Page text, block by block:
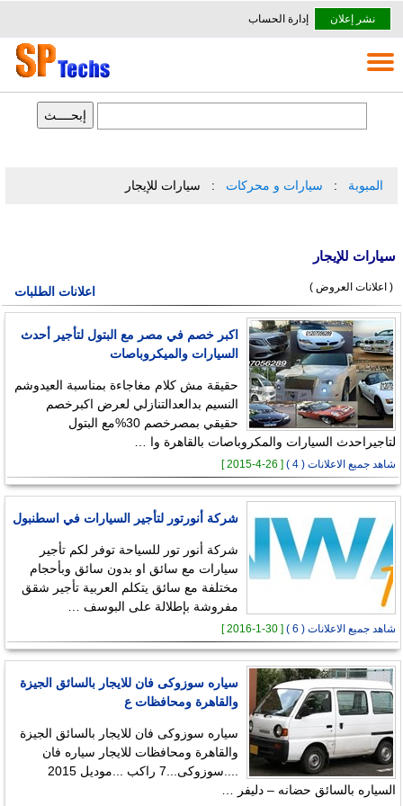
نشر إعلان إدارة الحساب
المبوبة سيارات و محركات سيارات للإيجار
سيارات للإيجار
( اعلانات العروض ) اعلانات الطلبات
اكبر خصم في مصر مع البتول لتأجير أحدث
السيارات والميكروباصات
حقيقة مش كلام مغاجاءة بمناسبة العيدوشم
النسيم بدالعدالتنازلي لعرض اكبرخصم
حقيقي بمصرخصم 30%مع البتول
لتاجيراحدث السيارات والمكروباصات بالقاهرة وا …
شاهد جميع الاعلانات ( 4 ) [ 26-4-2015 ]
شركة أنورتور لتأجير السيارات في اسطنبول
شركة أنور تور للسياحة توفر لكم تأجير
سيارات مع سائق او بدون سائق وبأحجام
مختلفة مع سائق يتكلم العربية تأجير شقق
مفروشة بإطلالة على البوسف …
شاهد جميع الاعلانات ( 6 ) [ 30-1-2016 ]
سياره سوزوكى فان للايجار بالسائق الجيزة
والقاهرة ومحافظات ع
سياره سوزوكى فان للايجار بالسائق الجيزة
والقاهرة ومحافظات للايجار سياره فان
....سوزوكى...7 راكب ...موديل 2015
السياره بالسائق حضانه – دليفر …